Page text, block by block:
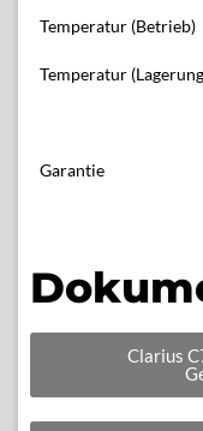
Temperatur (Betrieb)
Temperatur
Garantie
Clarius